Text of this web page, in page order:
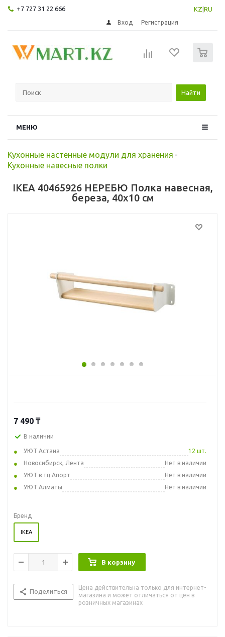
+7 727 31 22 666 KZ RU
Вход Регистрация
Найти
МЕНЮ
Кухонные настенные модули для хранения -
Кухонные навесные полки
IKEA 40465926 НЕРЕБЮ Полка навесная,
береза, 40x10 см
7 490 ₸
В наличии
УЮТ Астана
12 шт.
Новосибирск, Лента
Нет в наличии
УЮТ в тц Апорт
Нет в наличии
УЮТ Алматы
Нет в наличии
Бренд
IKEA
В корзину
Поделиться
Цена действительна только для интернет-
магазина и может отличаться от цен в
розничных магазинах